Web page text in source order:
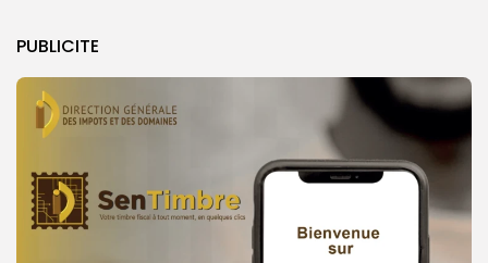
PUBLICITE